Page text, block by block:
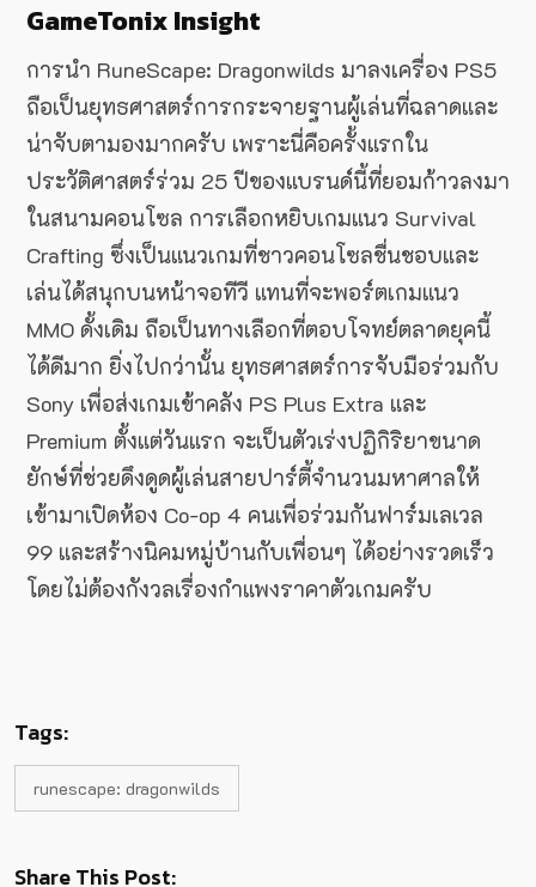
GameTonix Insight
การนำ RuneScape: Dragonwilds มาลงเครื่อง PS5
ถือเป็นยุทธศาสตร์การกระจายฐานผู้เล่นที่ฉลาดและ
น่าจับตามองมากครับ เพราะนี่คือครั้งแรกใน
ประวัติศาสตร์ร่วม 25 ปีของแบรนด์นี้ที่ยอมก้าวลงมา
ในสนามคอนโซล การเลือกหยิบเกมแนว Survival
Crafting ซึ่งเป็นแนวเกมที่ชาวคอนโซลชื่นชอบและ
เล่นได้สนุกบนหน้าจอทีวี แทนที่จะพอร์ตเกมแนว
MMO ดั้งเดิม ถือเป็นทางเลือกที่ตอบโจทย์ตลาดยุคนี้
ได้ดีมาก ยิ่งไปกว่านั้น ยุทธศาสตร์การจับมือร่วมกับ
Sony เพื่อส่งเกมเข้าคลัง PS Plus Extra และ
Premium ตั้งแต่วันแรก จะเป็นตัวเร่งปฏิกิริยาขนาด
ยักษ์ที่ช่วยดึงดูดผู้เล่นสายปาร์ตี้จำนวนมหาศาลให้
เข้ามาเปิดห้อง Co-op 4 คนเพื่อร่วมกันฟาร์มเลเวล
99 และสร้างนิคมหมู่บ้านกับเพื่อนๆ ได้อย่างรวดเร็ว
โดยไม่ต้องกังวลเรื่องกำแพงราคาตัวเกมครับ
Tags:
runescape: dragonwilds
Share This Post: